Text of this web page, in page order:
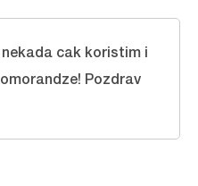
cak koristim i
Pozdrav